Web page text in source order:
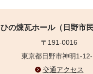
ひの煉瓦ホール（日野市民
〒191-0016
東京都日野市神明1-12-
交通アクセス